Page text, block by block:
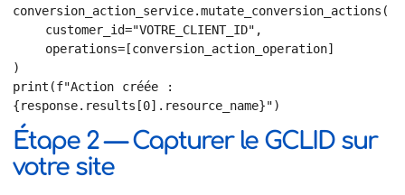
conversion_action_service.mutate_conversion_actions(
)
print(f"Action créée :
{response.results[0].resource_name}")
Étape 2 — Capturer le GCLID sur
votre site